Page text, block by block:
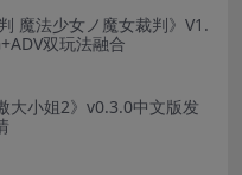
魔法少女ノ魔女裁判》V1.
双玩法融合
大小姐2》v0.3.0中文版发